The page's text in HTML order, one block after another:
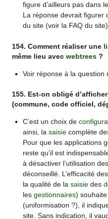
figure d’ailleurs pas dans
La réponse devrait figurer
du site (voir la FAQ du
154. Comment réaliser une
même lieu avecwebtrees ?
Voir réponse à la question
155. Est-on obligé
(commune, code officiel,
C’est un choix de
ainsi, la saisiecomplète
Pour que les applications
reste qu’il est
à désactiver l’utilisation des
déconseillé. L’efficacité des
la qualité de la saisiedes
les gestionnaires) souhaite
(uniformisation ?), il
site. Sans indication, il